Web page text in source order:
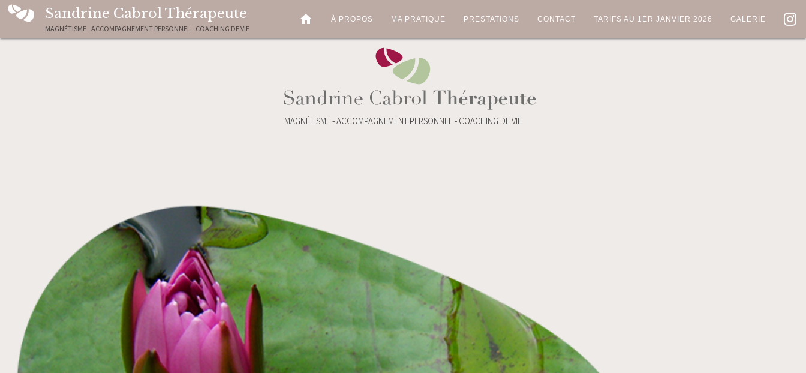
Sandrine Cabrol Thérapeute
MAGNÉTISME - ACCOMPAGNEMENT PERSONNEL - COACHING DE VIE
home À PROPOS MA PRATIQUE PRESTATIONS CONTACT TARIFS AU 1ER JANVIER 2026 GALERIE
MAGNÉTISME - ACCOMPAGNEMENT PERSONNEL - COACHING DE VIE